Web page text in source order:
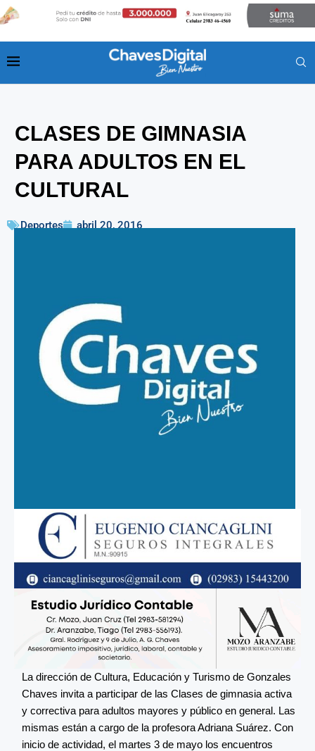
CLASES DE GIMNASIA
PARA ADULTOS EN EL
CULTURAL
Deportes abril 20, 2016
La dirección de Cultura, Educación y Turismo de Gonzales
Chaves invita a participar de las Clases de gimnasia activa
y correctiva para adultos mayores y público en general. Las
mismas están a cargo de la profesora Adriana Suárez. Con
inicio de actividad, el martes 3 de mayo los encuentros